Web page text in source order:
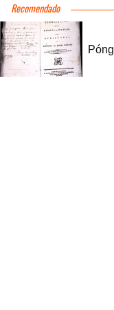
Recomendado